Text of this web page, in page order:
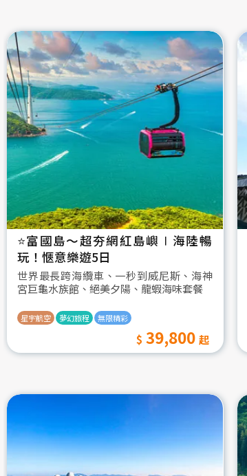
⭐️富國島～超夯網紅島嶼∣海陸暢
玩！愜意樂遊5日
世界最長跨海纜車、一秒到威尼斯、海神
宮巨龜水族館、絕美夕陽、龍蝦海味套餐
星宇航空 夢幻旅程 無限精彩
39,800